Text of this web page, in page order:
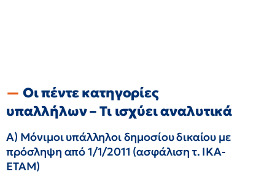
Οι πέντε κατηγορίες
υπαλλήλων – Τι ισχύει αναλυτικά
Α) Μόνιμοι υπάλληλοι δημοσίου δικαίου με
πρόσληψη από 1/1/2011 (ασφάλιση τ. ΙΚΑ-
ΕΤΑΜ)